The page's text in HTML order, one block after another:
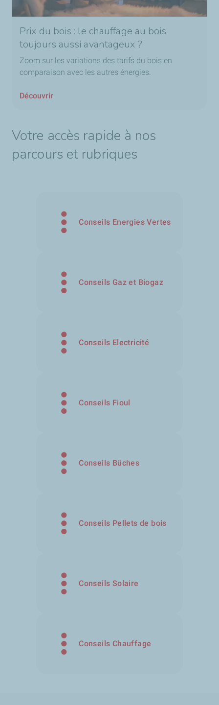
Prix du bois : le chauffage au bois
toujours aussi avantageux ?
Zoom sur les variations des tarifs du bois en
comparaison avec les autres énergies.
Découvrir
Votre accès rapide à nos
parcours et rubriques
Conseils Energies Vertes
Conseils Gaz et Biogaz
Conseils Electricité
Conseils Fioul
Conseils Bûches
Conseils Pellets de bois
Conseils Solaire
Conseils Chauffage